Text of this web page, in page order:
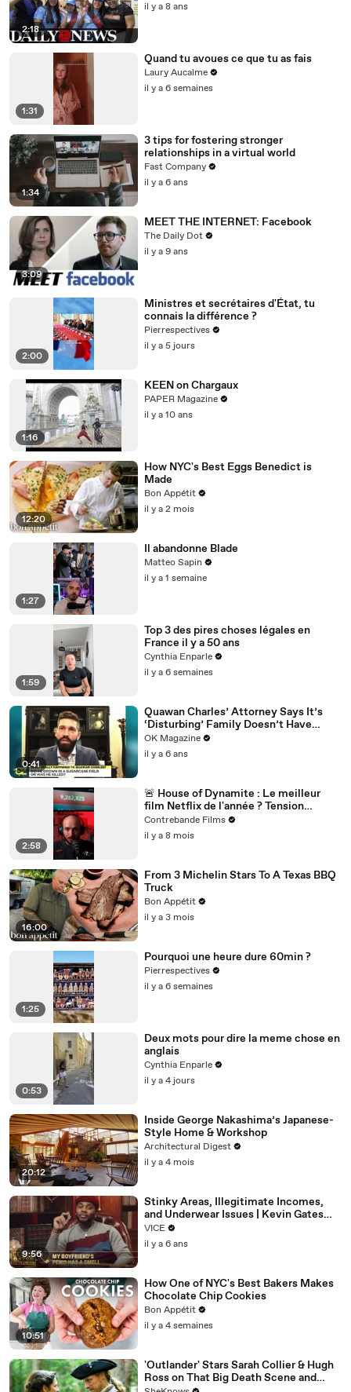
2:18
il y a 8 ans
1:31
Quand tu avoues ce que tu as fais
Laury Aucalme
il y a 6 semaines
1:34
3 tips for fostering stronger
relationships in a virtual world
Fast Company
il y a 6 ans
3:09
MEET THE INTERNET: Facebook
The Daily Dot
il y a 9 ans
2:00
Ministres et secrétaires d'État, tu
connais la différence ?
Pierrespectives
il y a 5 jours
1:16
KEEN on Chargaux
PAPER Magazine
il y a 10 ans
12:20
How NYC's Best Eggs Benedict is
Made
Bon Appétit
il y a 2 mois
1:27
Il abandonne Blade
Matteo Sapin
il y a 1 semaine
1:59
Top 3 des pires choses légales en
France il y a 50 ans
Cynthia Enparle
il y a 6 semaines
0:41
Quawan Charles’ Attorney Says It’s
‘Disturbing’ Family Doesn’t Have
Answers — Watch
OK Magazine
il y a 6 ans
2:58
🚨 House of Dynamite : Le meilleur
film Netflix de l'année ? Tension
nucléaire et décision impossible 🎬
Contrebande Films
il y a 8 mois
16:00
From 3 Michelin Stars To A Texas BBQ
Truck
Bon Appétit
il y a 3 mois
1:25
Pourquoi une heure dure 60min ?
Pierrespectives
il y a 6 semaines
0:53
Deux mots pour dire la meme chose en
anglais
Cynthia Enparle
il y a 4 jours
20:12
Inside George Nakashima’s Japanese-
Style Home & Workshop
Architectural Digest
il y a 4 mois
9:56
Stinky Areas, Illegitimate Incomes,
and Underwear Issues | Kevin Gates
Helpline
VICE
il y a 6 ans
10:51
How One of NYC's Best Bakers Makes
Chocolate Chip Cookies
Bon Appétit
il y a 4 semaines
'Outlander' Stars Sarah Collier & Hugh
Ross on That Big Death Scene and